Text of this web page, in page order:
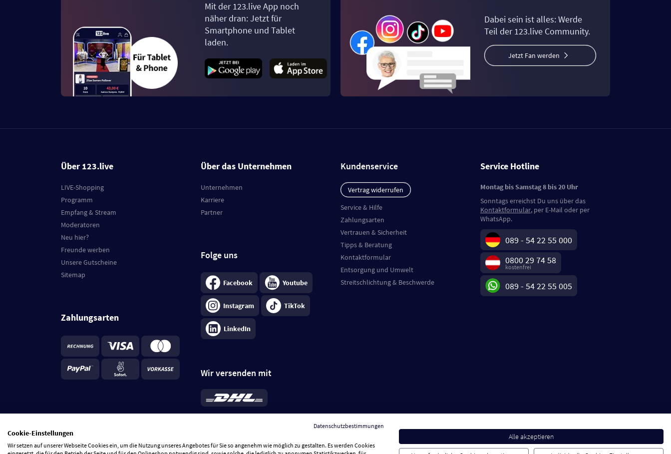
Mit der 123.live App noch
näher dran: Jetzt für
Smartphone und Tablet
laden.
Dabei sein ist alles: Werde
Teil der 123.live Community.
Jetzt Fan werden
Über 123.live
LIVE-Shopping
Programm
Empfang & Stream
Moderatoren
Neu hier?
Freunde werben
Unsere Gutscheine
Sitemap
Zahlungsarten
Über das Unternehmen
Unternehmen
Karriere
Partner
Folge uns
Facebook Youtube
Instagram TikTok
LinkedIn
Wir versenden mit
*Standard 6,95 €; bei Kühlware zzgl. 0,99 €
je Bestellung, insgesamt 7,94 €. Lieferzeit3-
Kundenservice
Vertrag widerrufen
Service & Hilfe
Zahlungsarten
Vertrauen & Sicherheit
Tipps & Beratung
Kontaktformular
Entsorgung und Umwelt
Streitschlichtung & Beschwerde
Service Hotline
Montag bis Samstag 8 bis 20 Uhr
Sonntags erreichst Du uns über das
Kontaktformular, per E-Mail oder per
WhatsApp.
089 - 54 22 55 000
0800 29 74 58
kostenfrei
089 - 54 22 55 005
Datenschutzbestimmungen
Cookie-Einstellungen
Wir setzen auf unserer Webseite Cookies ein, um die Nutzung unseres Angebotes für Sie so angenehm wie möglich zu gestalten. Es werden Cookies
Alle akzeptieren